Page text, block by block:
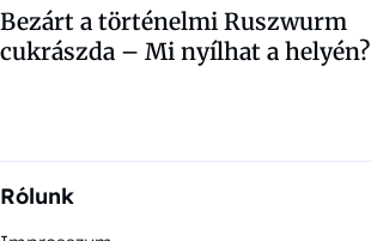
Bezárt a történelmi Ruszwurm
cukrászda – Mi nyílhat a helyén?
Rólunk